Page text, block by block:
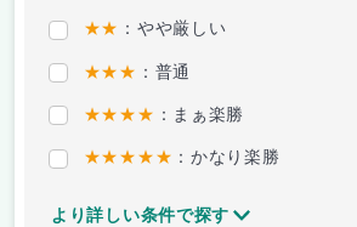
★★ ：やや厳しい
★★★ ：普通
★★★★ ：まぁ楽勝
★★★★★ ：かなり楽勝
より詳しい条件で探す